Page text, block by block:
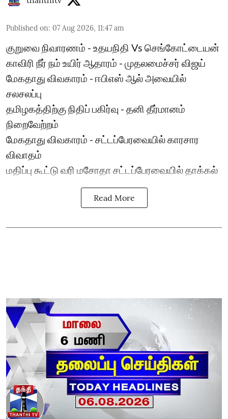
Published on: 07 Aug 2026, 11:47 am
குறுவை நிவாரணம் - உதயநிதி Vs செங்கோட்டையன்
காவிரி நீர் நம் உயிர் ஆதாரம் - முதலமைச்சர் விஜய்
மேகதாது விவகாரம் - ஈபிஎஸ் ஆல் அவையில்
சலசலப்பு
தமிழகத்திற்கு நிதிப் பகிர்வு - தனி தீர்மானம்
நிறைவேற்றம்
மேகதாது விவகாரம் - சட்டப்பேரவையில் காரசார
விவாதம்
மதிப்பு கூட்டு வரி மசோதா சட்டப்பேரவையில் தாக்கல்
Read More